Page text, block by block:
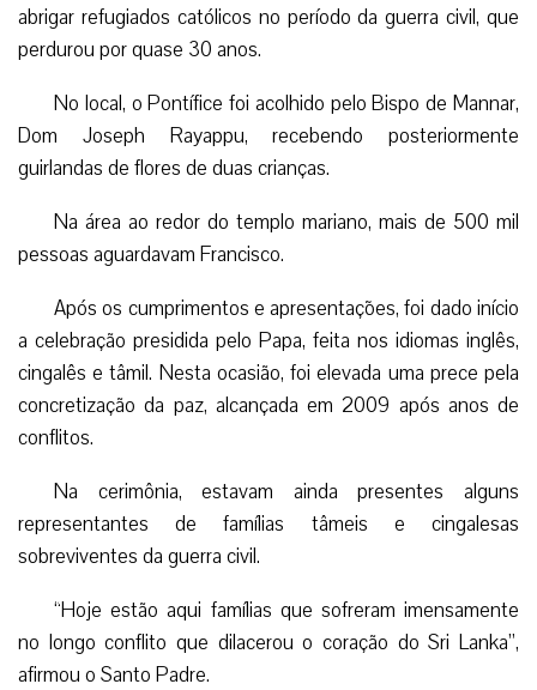
abrigar refugiados católicos no período da guerra civil, que
perdurou por quase 30 anos.
No local, o Pontífice foi acolhido pelo Bispo de Mannar,
Dom Joseph Rayappu, recebendo posteriormente
guirlandas de flores de duas crianças.
Na área ao redor do templo mariano, mais de 500 mil
pessoas aguardavam Francisco.
Após os cumprimentos e apresentações, foi dado início
a celebração presidida pelo Papa, feita nos idiomas inglês,
cingalês e tâmil. Nesta ocasião, foi elevada uma prece pela
concretização da paz, alcançada em 2009 após anos de
conflitos.
Na cerimônia, estavam ainda presentes alguns
representantes de famílias tâmeis e cingalesas
sobreviventes da guerra civil.
“Hoje estão aqui famílias que sofreram imensamente
no longo conflito que dilacerou o coração do Sri Lanka”,
afirmou o Santo Padre.